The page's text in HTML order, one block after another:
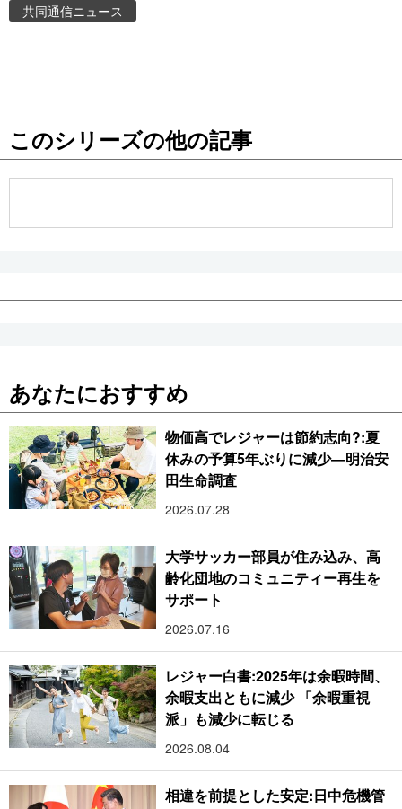
Images
共同通信ニュース
このシリーズの他の記事
あなたにおすすめ
物価高でレジャーは節約志向?:夏
休みの予算5年ぶりに減少―明治安
田生命調査
2026.07.28
大学サッカー部員が住み込み、高
齢化団地のコミュニティー再生を
サポート
2026.07.16
レジャー白書:2025年は余暇時間、
余暇支出ともに減少 「余暇重視
派」も減少に転じる
2026.08.04
相違を前提とした安定:日中危機管